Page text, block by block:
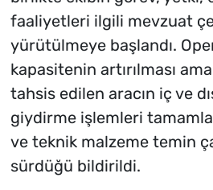
faaliyetleri ilgili mevzuat
yürütülmeye başlandı.
kapasitenin artırılması
tahsis edilen aracın iç ve
giydirme işlemleri
ve teknik malzeme temin
sürdüğü bildirildi.